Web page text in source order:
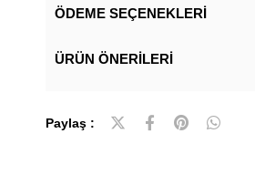
ÖDEME SEÇENEKLERI
ÜRÜN ÖNERILERI
Paylaş :